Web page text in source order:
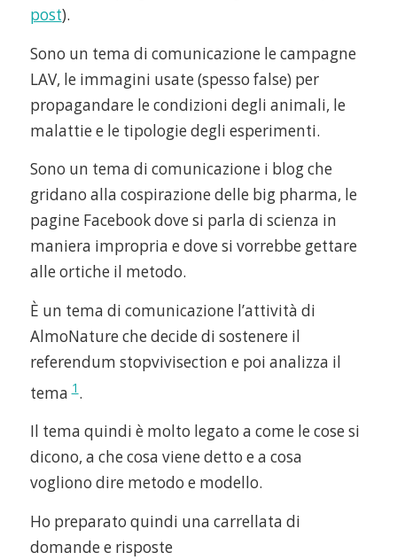
post).
Sono un tema di comunicazione le campagne
LAV, le immagini usate (spesso false) per
propagandare le condizioni degli animali, le
malattie e le tipologie degli esperimenti.
Sono un tema di comunicazione i blog che
gridano alla cospirazione delle big pharma, le
pagine Facebook dove si parla di scienza in
maniera impropria e dove si vorrebbe gettare
alle ortiche il metodo.
È un tema di comunicazione l’attività di
AlmoNature che decide di sostenere il
referendum stopvivisection e poi analizza il
tema1.
Il tema quindi è molto legato a come le cose si
dicono, a che cosa viene detto e a cosa
vogliono dire metodo e modello.
Ho preparato quindi una carrellata di
domande e risposte